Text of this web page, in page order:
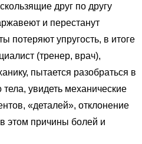
друг по другу
и перестанут
потеряют упругость, в итоге
(тренер, врач),
пытается разобраться в
тела, увидеть механические
«деталей», отклонение
этом причины болей и